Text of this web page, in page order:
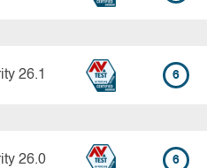
26.1 6
26.0 6